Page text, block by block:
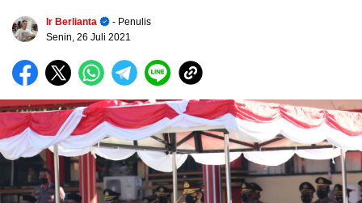
Ir Berlianta
- Penulis
Senin, 26 Juli 2021